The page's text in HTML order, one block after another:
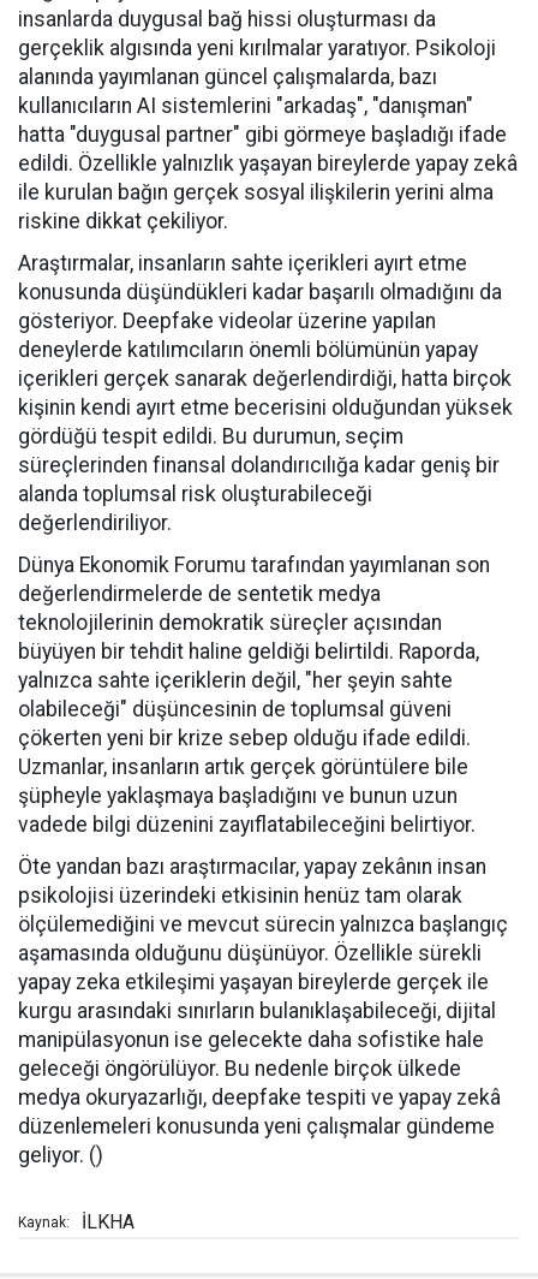
insanlarda duygusal bağ hissi oluşturması da
gerçeklik algısında yeni kırılmalar yaratıyor. Psikoloji
alanında yayımlanan güncel çalışmalarda, bazı
kullanıcıların AI sistemlerini "arkadaş", "danışman"
hatta "duygusal partner" gibi görmeye başladığı ifade
edildi. Özellikle yalnızlık yaşayan bireylerde yapay zekâ
ile kurulan bağın gerçek sosyal ilişkilerin yerini alma
riskine dikkat çekiliyor.
Araştırmalar, insanların sahte içerikleri ayırt etme
konusunda düşündükleri kadar başarılı olmadığını da
gösteriyor. Deepfake videolar üzerine yapılan
deneylerde katılımcıların önemli bölümünün yapay
içerikleri gerçek sanarak değerlendirdiği, hatta birçok
kişinin kendi ayırt etme becerisini olduğundan yüksek
gördüğü tespit edildi. Bu durumun, seçim
süreçlerinden finansal dolandırıcılığa kadar geniş bir
alanda toplumsal risk oluşturabileceği
değerlendiriliyor.
Dünya Ekonomik Forumu tarafından yayımlanan son
değerlendirmelerde de sentetik medya
teknolojilerinin demokratik süreçler açısından
büyüyen bir tehdit haline geldiği belirtildi. Raporda,
yalnızca sahte içeriklerin değil, "her şeyin sahte
olabileceği" düşüncesinin de toplumsal güveni
çökerten yeni bir krize sebep olduğu ifade edildi.
Uzmanlar, insanların artık gerçek görüntülere bile
şüpheyle yaklaşmaya başladığını ve bunun uzun
vadede bilgi düzenini zayıflatabileceğini belirtiyor.
Öte yandan bazı araştırmacılar, yapay zekânın insan
psikolojisi üzerindeki etkisinin henüz tam olarak
ölçülemediğini ve mevcut sürecin yalnızca başlangıç
aşamasında olduğunu düşünüyor. Özellikle sürekli
yapay zeka etkileşimi yaşayan bireylerde gerçek ile
kurgu arasındaki sınırların bulanıklaşabileceği, dijital
manipülasyonun ise gelecekte daha sofistike hale
geleceği öngörülüyor. Bu nedenle birçok ülkede
medya okuryazarlığı, deepfake tespiti ve yapay zekâ
düzenlemeleri konusunda yeni çalışmalar gündeme
geliyor. ()
Kaynak: İLKHA